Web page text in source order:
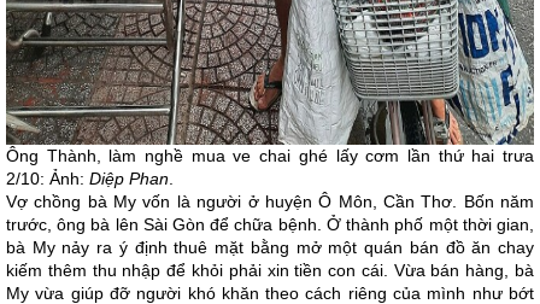
Ông Thành, làm nghề mua ve chai ghé lấy cơm lần thứ hai trưa
2/10: Ảnh: Diệp Phan
Vợ chồng bà My vốn là người ở huyện Ô Môn, Cần Thơ. Bốn năm
trước, ông bà lên Sài Gòn để chữa bệnh. Ở thành phố một thời gian,
bà My nảy ra ý định thuê mặt bằng mở một quán bán đồ ăn chay
kiếm thêm thu nhập để khỏi phải xin tiền con cái. Vừa bán hàng, bà
My vừa giúp đỡ người khó khăn theo cách riêng của mình như bớt